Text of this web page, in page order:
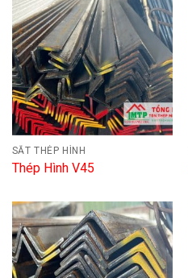
SẮT THÉP HÌNH
Thép Hình V45